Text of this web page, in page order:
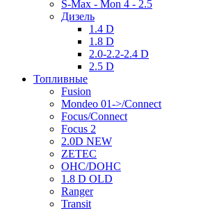
S-Max - Mon 4 - 2.5
Дизель
1.4 D
1.8 D
2.0-2.2-2.4 D
2.5 D
Топливные
Fusion
Mondeo 01->/Connect
Focus/Connect
Focus 2
2.0D NEW
ZETEC
OHC/DOHC
1.8 D OLD
Ranger
Transit